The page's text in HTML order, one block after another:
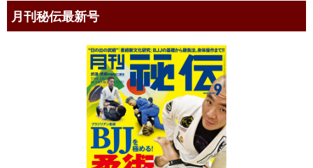
月刊秘伝最新号